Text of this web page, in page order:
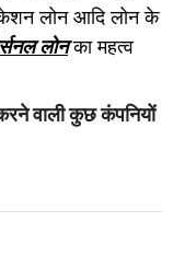
लोन आदि लोन के
लोनका महत्व
वाली कुछ कंपनियों